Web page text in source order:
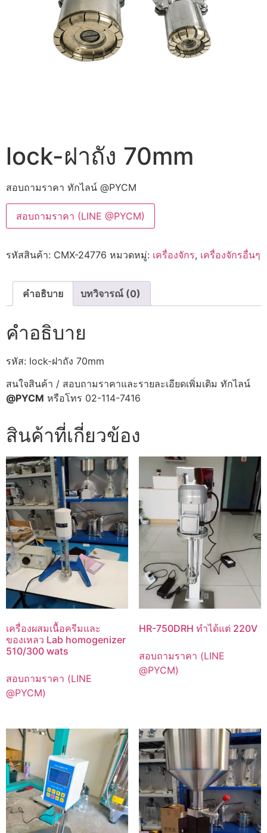
lock-ฝาถัง 70mm
สอบถามราคา ทักไลน์ @PYCM
สอบถามราคา (LINE @PYCM)
รหัสสินค้า: CMX-24776 หมวดหมู่: เครื่องจักร, เครื่องจักรอื่นๆ
คำอธิบาย บทวิจารณ์ (0)
คำอธิบาย
รหัส: lock-ฝาถัง 70mm
สนใจสินค้า / สอบถามราคาและรายละเอียดเพิ่มเติม ทักไลน์
@PYCM หรือโทร 02-114-7416
สินค้าที่เกี่ยวข้อง
เครื่องผสมเนื้อครีมและ
ของเหลว Lab homogenizer
510/300 wats
สอบถามราคา (LINE
@PYCM)
HR-750DRH ทำได้แต่ 220V
สอบถามราคา (LINE
@PYCM)